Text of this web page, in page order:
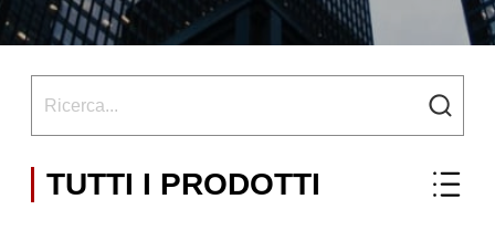
TUTTI I PRODOTTI